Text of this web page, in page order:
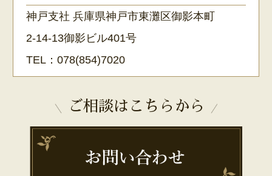
神戸支社 兵庫県神戸市東灘区御影本町
2-14-13御影ビル401号
TEL：078(854)7020
ご相談はこちらから